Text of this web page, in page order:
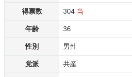
得票数 304 当
年齢 36
性別 男性
党派 共産